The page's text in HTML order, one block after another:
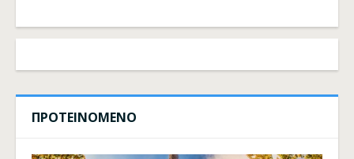
ΠΡΟΤΕΙΝΟΜΕΝΟ